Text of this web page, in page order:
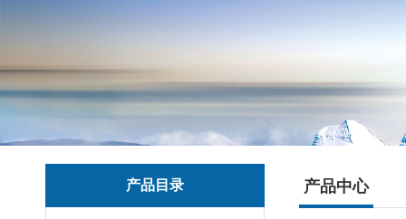
产品目录 产品中心